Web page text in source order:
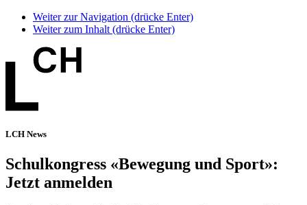
Weiter zur Navigation (drücke Enter)
Weiter zum Inhalt (drücke Enter)
LCH News
Schulkongress «Bewegung und Sport»:
Jetzt anmelden